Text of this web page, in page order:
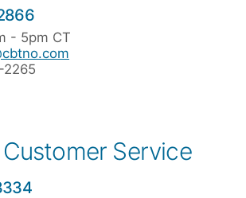
- 5pm CT
Service